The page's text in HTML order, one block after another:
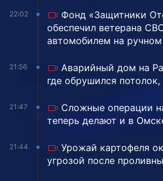
22:02
Фонд «Защитники
обеспечил ветерана
автомобилем на ручном
21:56
Аварийный дом на
где обрушился потолок,
21:47
Сложные операции
теперь делают и в
21:44
Урожай картофеля
угрозой после